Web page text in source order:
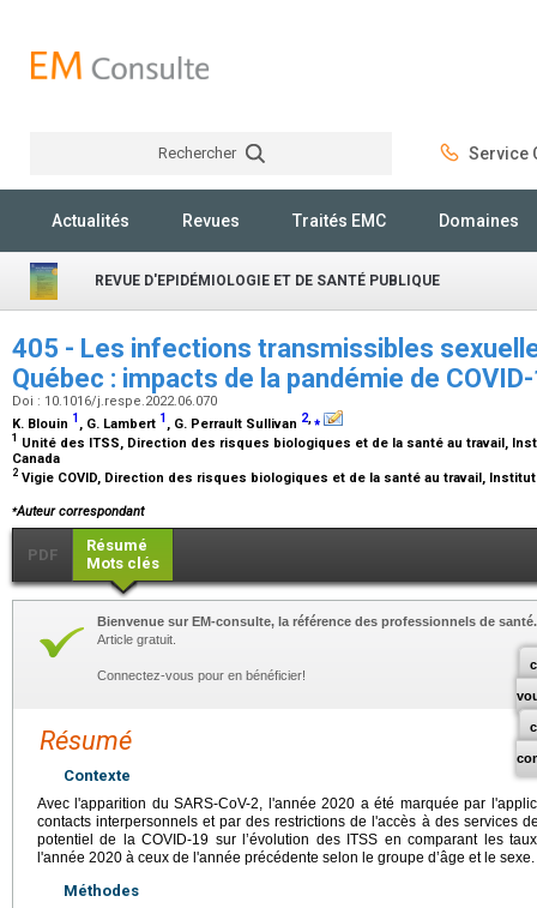
Rechercher Service
Actualités Revues Traités EMC Domaines
REVUE D'EPIDÉMIOLOGIE ET DE SANTÉ PUBLIQUE
405 - Les infections transmissibles
Québec : impacts de la pandémie de
Doi : 10.1016/j.respe.2022.06.070
K. Blouin 1 , G. Lambert 1 , G. Perrault Sullivan 2,⁎
1 Unité des ITSS, Direction des risques biologiques et de la santé au travail,
Canada
2 Vigie COVID, Direction des risques biologiques et de la santé au travail,
⁎Auteur correspondant
PDF
Résumé
Mots clés
Bienvenue sur EM-consulte, la référence des professionnels de santé.
Article gratuit.
Connectez-vous pour en bénéficier!
Résumé
Contexte
Avec l'apparition du SARS-CoV-2, l'année 2020 a été marquée par
contacts interpersonnels et par des restrictions de l'accès à des services
potentiel de la COVID-19 sur l’évolution des ITSS en comparant les
l'année 2020 à ceux de l'année précédente selon le groupe d’âge et le sexe.
Méthodes